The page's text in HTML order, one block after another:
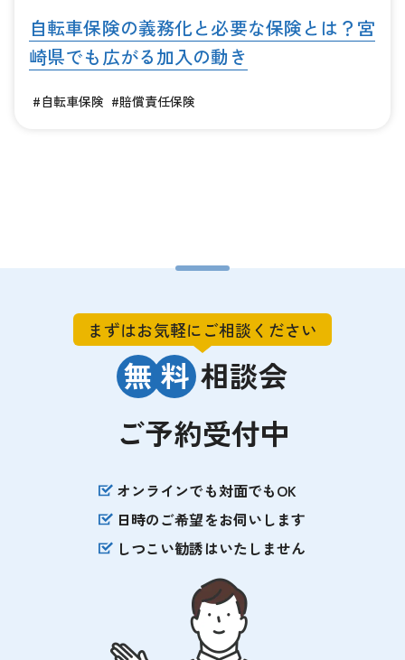
自転車保険の義務化と必要な保険とは？宮
崎県でも広がる加入の動き
#自転車保険 #賠償責任保険
まずはお気軽にご相談ください
無料 相談会
ご予約受付中
オンラインでも対面でもOK
日時のご希望をお伺いします
しつこい勧誘はいたしません